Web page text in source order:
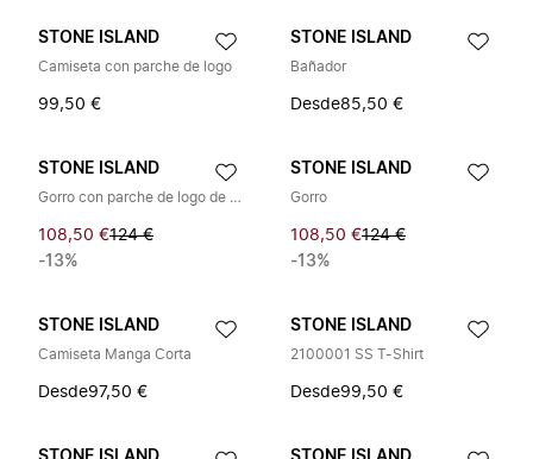
STONE ISLAND
Camiseta con parche de logo
99,50 €
STONE ISLAND
Bañador
Desde85,50 €
STONE ISLAND
Gorro con parche de logo de brújula
108,50 €124 €
-13%
STONE ISLAND
Gorro
108,50 €124 €
-13%
STONE ISLAND
Camiseta Manga Corta
Desde97,50 €
STONE ISLAND
2100001 SS T-Shirt
Desde99,50 €